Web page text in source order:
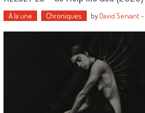
À la une Chroniques by David Servant-